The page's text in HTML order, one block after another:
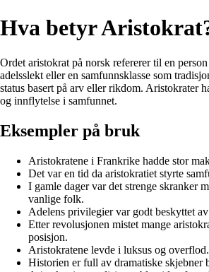
Hva betyr
Ordet aristokrat på norsk refererer til en
adelsslekt eller en samfunnsklasse som
status basert på arv eller rikdom. Aristokrater
og innflytelse i samfunnet.
Eksempler på bruk
Aristokratene i Frankrike hadde stor
Det var en tid da aristokratiet styrte
I gamle dager var det strenge skranker
vanlige folk.
Adelens privilegier var godt beskyttet
Etter revolusjonen mistet mange
posisjon.
Aristokratene levde i luksus og overflod.
Historien er full av dramatiske skjebner